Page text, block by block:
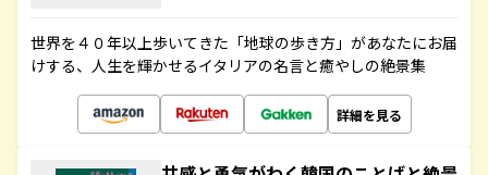
世界を４０年以上歩いてきた「地球の歩き方」があなたにお届
けする、人生を輝かせるイタリアの名言と癒やしの絶景集
詳細を見る